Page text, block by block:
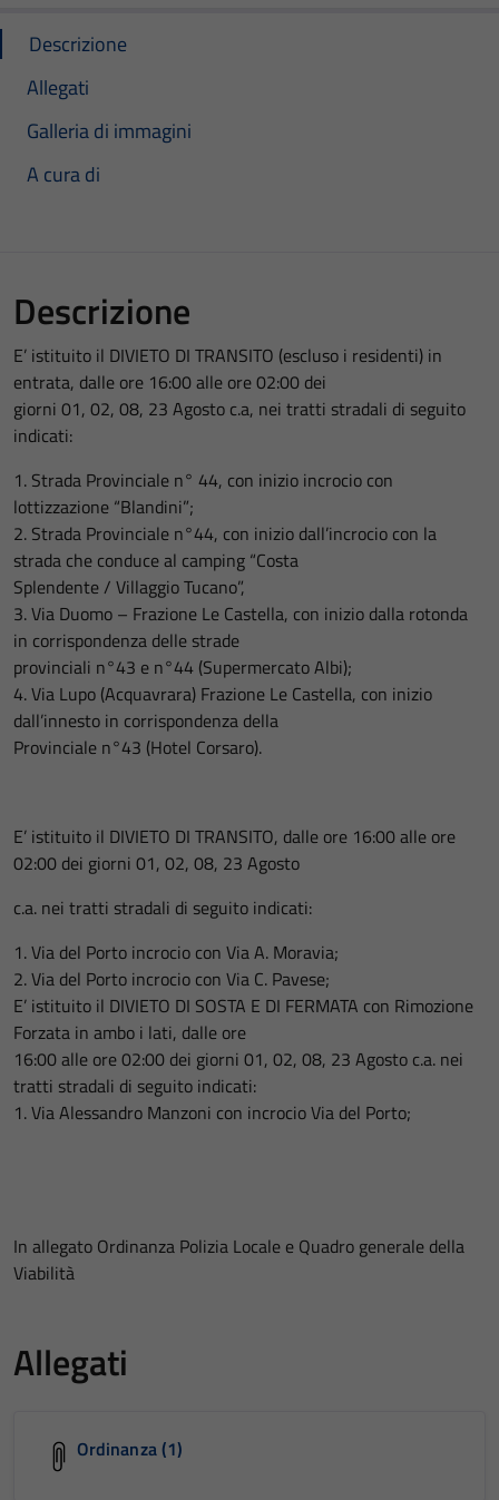
Descrizione
Allegati
Galleria di immagini
A cura di
Descrizione
E’ istituito il DIVIETO DI TRANSITO (escluso i residenti) in
entrata, dalle ore 16:00 alle ore 02:00 dei
giorni 01, 02, 08, 23 Agosto c.a, nei tratti stradali di seguito
indicati:
1. Strada Provinciale n° 44, con inizio incrocio con
lottizzazione “Blandini”;
2. Strada Provinciale n°44, con inizio dall’incrocio con la
strada che conduce al camping “Costa
Splendente / Villaggio Tucano”,
3. Via Duomo – Frazione Le Castella, con inizio dalla rotonda
in corrispondenza delle strade
provinciali n°43 e n°44 (Supermercato Albi);
4. Via Lupo (Acquavrara) Frazione Le Castella, con inizio
dall’innesto in corrispondenza della
Provinciale n°43 (Hotel Corsaro).
E’ istituito il DIVIETO DI TRANSITO, dalle ore 16:00 alle ore
02:00 dei giorni 01, 02, 08, 23 Agosto
c.a. nei tratti stradali di seguito indicati:
1. Via del Porto incrocio con Via A. Moravia;
2. Via del Porto incrocio con Via C. Pavese;
E’ istituito il DIVIETO DI SOSTA E DI FERMATA con Rimozione
Forzata in ambo i lati, dalle ore
16:00 alle ore 02:00 dei giorni 01, 02, 08, 23 Agosto c.a. nei
tratti stradali di seguito indicati:
1. Via Alessandro Manzoni con incrocio Via del Porto;
In allegato Ordinanza Polizia Locale e Quadro generale della
Viabilità
Allegati
Ordinanza (1)